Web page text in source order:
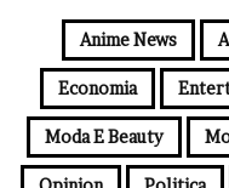
Anime News
Economia
Moda E Beauty